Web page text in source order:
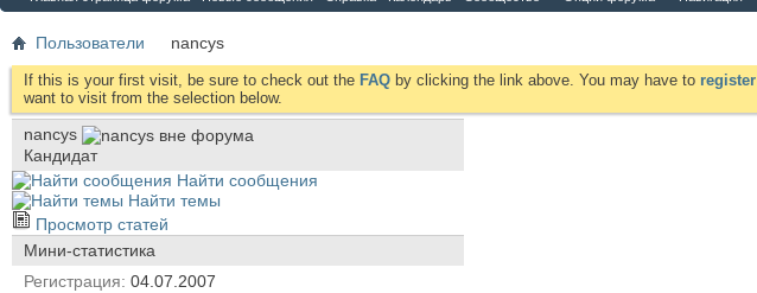
Пользователи nancys
If this is your first visit, be sure to check out the FAQ by clicking the link above. You may have to register
want to visit from the selection below.
nancys
Кандидат
Найти сообщения
Найти темы
Просмотр статей
Мини-статистика
Регистрация 04.07.2007